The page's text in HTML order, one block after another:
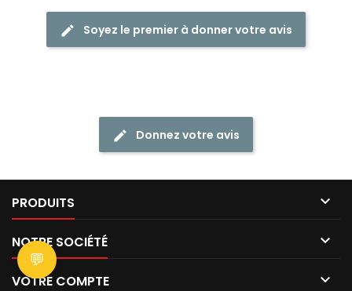
Soyez le premier à donner votre avis
Donnez votre avis
PRODUITS 
NOTRE SOCIÉTÉ 
VOTRE COMPTE 
💬